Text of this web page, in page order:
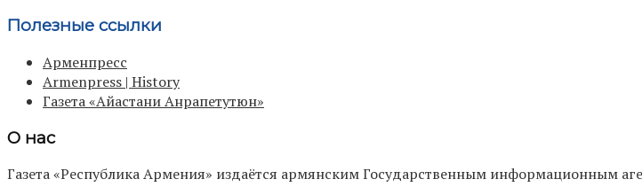
Полезные ссылки
Арменпресс
Armenpress | History
Газета «Айастани Анрапетутюн»
О нас
Газета «Республика Армения» издаётся армянским Государственным информационным